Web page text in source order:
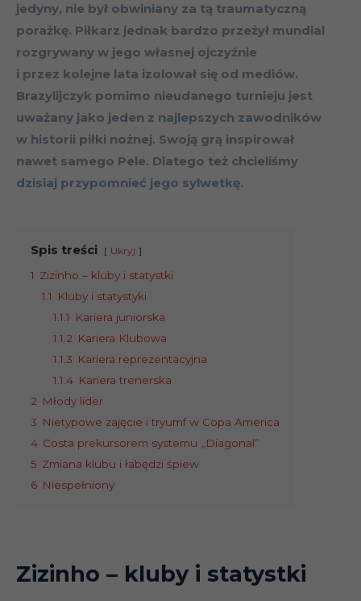
jedyny, nie był obwiniany za tą traumatyczną
porażkę. Piłkarz jednak bardzo przeżył mundial
rozgrywany w jego własnej ojczyźnie
i przez kolejne lata izolował się od mediów.
Brazylijczyk pomimo nieudanego turnieju jest
uważany jako jeden z najlepszych zawodników
w historii piłki nożnej. Swoją grą inspirował
nawet samego Pele. Dlatego też chcieliśmy
dzisiaj przypomnieć jego sylwetkę.
Spis treści Ukryj
1 Zizinho – kluby i statystki
1.1
Kluby i statystyki
1.1.1
Kariera juniorska
1.1.2 Kariera Klubowa
1.1.3 Kariera reprezentacyjna
1.1.4 Kariera trenerska
2 Młody lider
3 Nietypowe zajęcie i tryumf w Copa America
4 Costa prekursorem systemu „Diagonal”
5 Zmiana klubu i łabędzi śpiew
6 Niespełniony
Zizinho – kluby i statystki